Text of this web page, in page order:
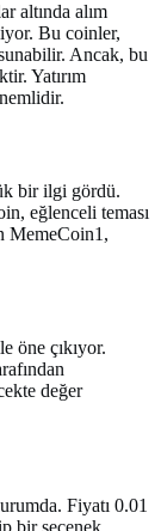
altında alım
Bu coinler,
Ancak, bu
Yatırım
bir ilgi gördü.
eğlenceli teması
MemeCoin1,
öne çıkıyor.
değer
Fiyatı 0.01
bir seçenek